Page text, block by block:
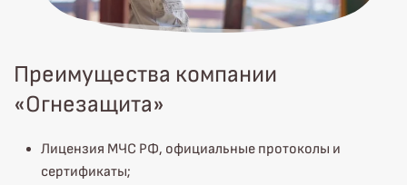
Преимущества компании
«Огнезащита»
Лицензия МЧС РФ, официальные протоколы и
сертификаты;